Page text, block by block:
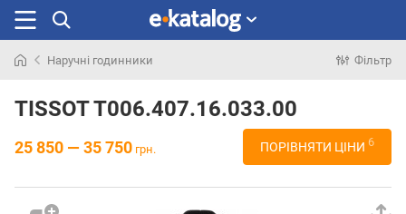
раніше
Наручні годинники Фільтр
TISSOT T006.407.16.033.00
25 850 — 35 750 грн. ПОРІВНЯТИ ЦІНИ 6